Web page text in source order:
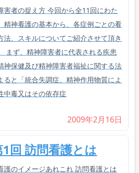
害者の捉え方 今回から全11回にわた
精神看護の基本から、各症例ごとの看
法、スキルについてご紹介させて頂き
まず、精神障害者に代表される疾患
神保健及び精神障害者福祉に関する法
ると「統合失調症、精神作用物質によ
中毒又はその依存症
2009年2月16日
1回 訪問看護とは
護のイメージあれこれ 訪問看護とは